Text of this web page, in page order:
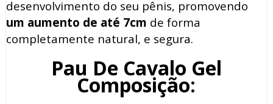
desenvolvimento do seu pênis, promovendo
um aumento de até 7cm de forma
completamente natural, e segura.
Pau De Cavalo Gel
Composição: